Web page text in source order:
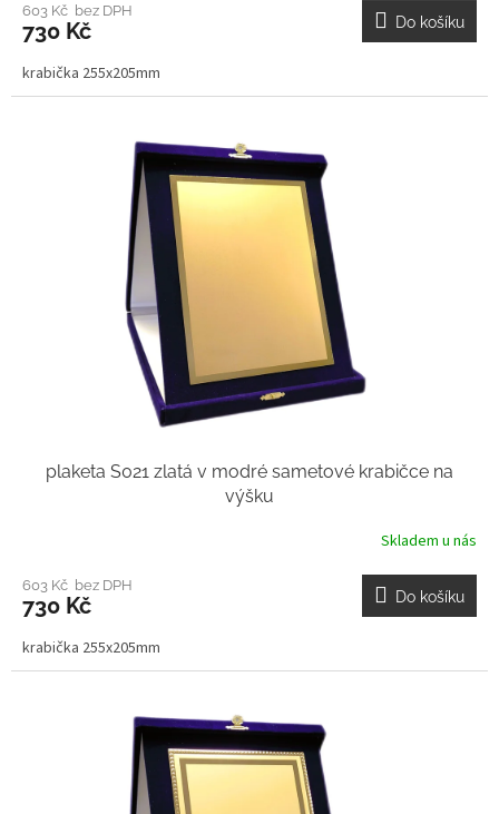
603 Kč bez DPH
730 Kč Do košíku
krabička 255x205mm
plaketa S021 zlatá v modré sametové krabičce na
výšku
Skladem u nás
603 Kč bez DPH
730 Kč Do košíku
krabička 255x205mm